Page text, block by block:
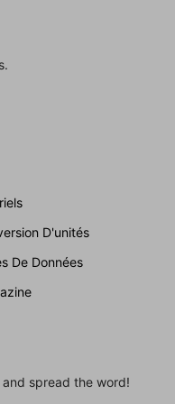
D'unités
De Données
spread the word!